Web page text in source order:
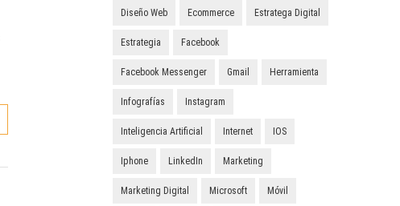
Diseño Web Ecommerce Estratega Digital
Estrategia Facebook
Facebook Messenger Gmail Herramienta
Infografías Instagram
Inteligencia Artificial Internet IOS
Iphone LinkedIn Marketing
Marketing Digital Microsoft Móvil